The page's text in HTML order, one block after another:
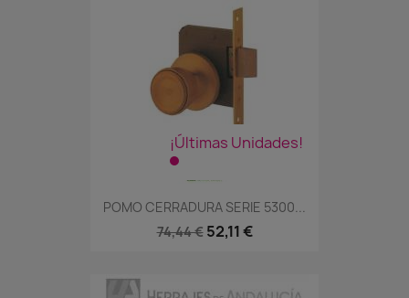
¡Últimas Unidades!
POMO CERRADURA SERIE 5300...
74,44 € 52,11 €